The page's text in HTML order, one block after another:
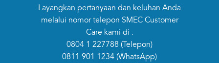
Layangkan pertanyaan dan keluhan Anda
melalui nomor telepon SMEC Customer
Care kami di :
0804 1 227788 (Telepon)
0811 901 1234 (WhatsApp)